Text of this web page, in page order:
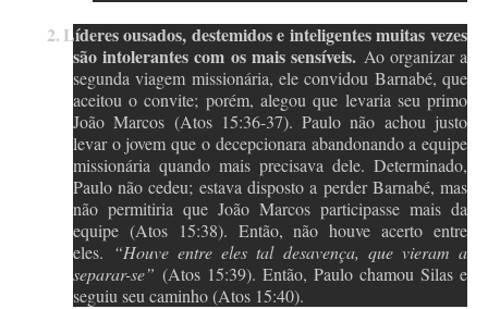
2. Líderes ousados, destemidos e inteligentes muitas vezes
são intolerantes com os mais sensíveis. Ao organizar a
segunda viagem missionária, ele convidou Barnabé, que
aceitou o convite; porém, alegou que levaria seu primo
João Marcos (Atos 15:36-37). Paulo não achou justo
levar o jovem que o decepcionara abandonando a equipe
missionária quando mais precisava dele. Determinado,
Paulo não cedeu; estava disposto a perder Barnabé, mas
não permitiria que João Marcos participasse mais da
equipe (Atos 15:38). Então, não houve acerto entre
eles. “Houve entre eles tal desavença, que vieram a
separar-se” (Atos 15:39). Então, Paulo chamou Silas e
seguiu seu caminho (Atos 15:40).